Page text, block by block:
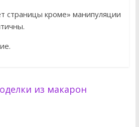
страницы кроме» манипуляции
из макарон